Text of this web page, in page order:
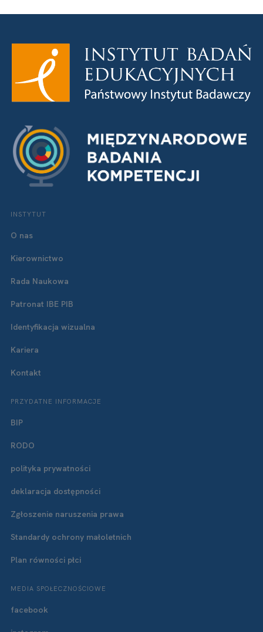
INSTYTUT
O nas
Kierownictwo
Rada Naukowa
Patronat IBE PIB
Identyfikacja wizualna
Kariera
Kontakt
PRZYDATNE INFORMACJE
BIP
RODO
polityka prywatności
deklaracja dostępności
Zgłoszenie naruszenia prawa
Standardy ochrony małoletnich
Plan równości płci
MEDIA SPOŁECZNOŚCIOWE
facebook